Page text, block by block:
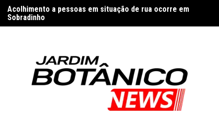
para
o
Acolhimento a pessoas em situação de rua ocorre em
Sobradinho